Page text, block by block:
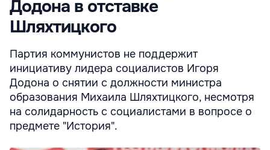
Додона в отставке
Шляхтицкого
Партия коммунистов не поддержит
инициативу лидера социалистов Игоря
Додона о снятии с должности министра
образования Михаила Шляхтицкого, несмотря
на солидарность с социалистами в вопросе о
предмете "История".